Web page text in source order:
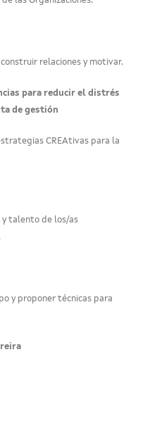
relaciones y motivar.
para reducir el distrés
de gestión
CREAtivas para la
talento de los/as
y proponer técnicas para